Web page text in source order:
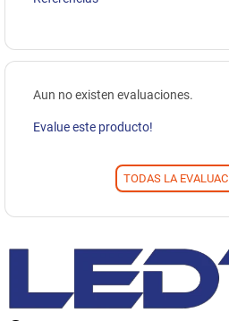
Aun no existen evaluaciones.
Evalue este producto!
TODAS LA